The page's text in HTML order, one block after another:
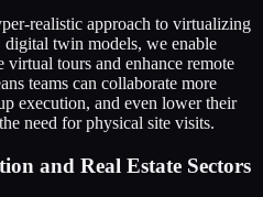
realistic approach to virtualizing
twin models, we enable
virtual tours and enhance remote
teams can collaborate more
execution, and even lower their
need for physical site visits.
and Real Estate Sectors